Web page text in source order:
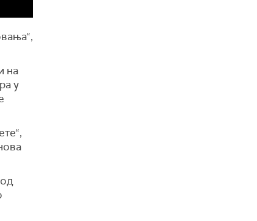
на
у